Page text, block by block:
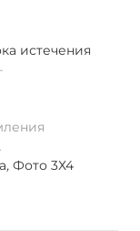
истечения
,
, Фото 3Х4